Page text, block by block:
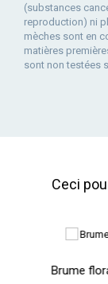
(substances
reproduction) ni
mèches sont en
matières
sont non testées
Ceci
Brume